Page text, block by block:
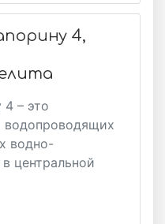
4,
4 – это
водопроводящих
водно-
центральной